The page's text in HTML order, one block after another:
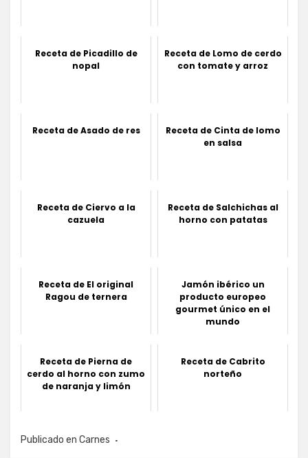
Receta de Picadillo de
nopal
Receta de Lomo de cerdo
con tomate y arroz
Receta de Asado de res
Receta de Cinta de lomo
en salsa
Receta de Ciervo a la
cazuela
Receta de Salchichas al
horno con patatas
Receta de El original
Ragou de ternera
Jamón ibérico un
producto europeo
gourmet único en el
mundo
Receta de Pierna de
cerdo al horno con zumo
de naranja y limón
Receta de Cabrito
norteño
Publicado en Carnes